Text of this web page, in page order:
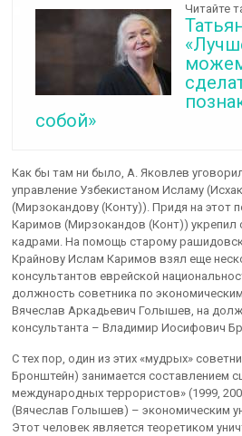
Читайте
собой»
Как бы там ни было, А. Яковлев
управление Узбекистаном Исламу
(Мирзокандову (Конту)). Придя на этот
Каримов (Мирзокандов (Конт)) укрепил
кадрами. На помощь старому
Крайнову Ислам Каримов взял еще
консультантов еврейской
должность советника по
Вячеслав Аркадьевич Голышев, на
консультанта – Владимир Иосифович
С тех пор, один из этих «мудрых»
Бронштейн) занимается составлением
международных террористов» (1999,
(Вячеслав Голышев) – экономическим
Этот человек является теоретиком